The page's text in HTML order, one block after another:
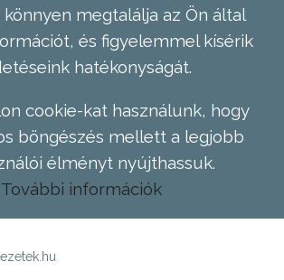
megtalálja az Ön által
és figyelemmel kísérik
hatékonyságát.
cookie-kat használunk, hogy
böngészés mellett a legjobb
élményt nyújthassuk.
További információk